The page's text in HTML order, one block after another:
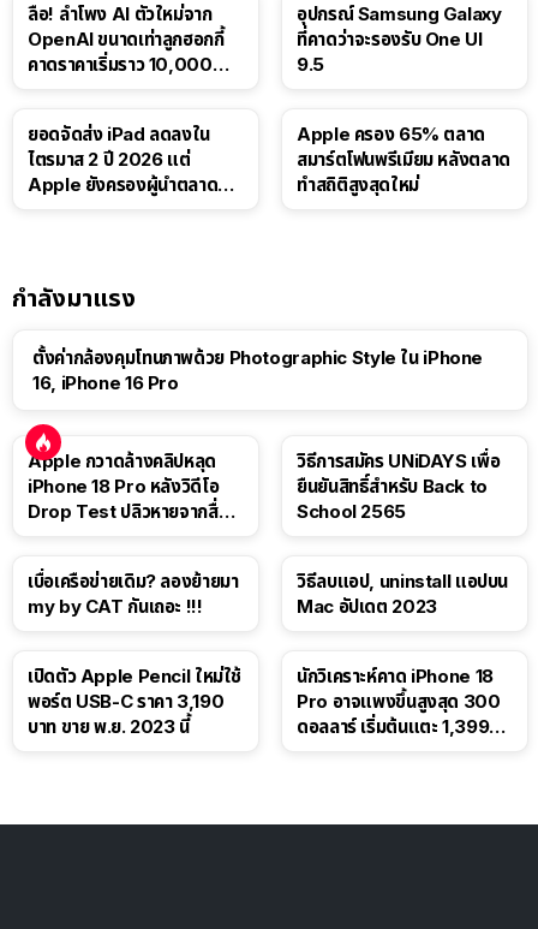
ลือ! ลำโพง AI ตัวใหม่จาก
OpenAI ขนาดเท่าลูกฮอกกี้
คาดราคาเริ่มราว 10,000
อุปกรณ์ Samsung Galaxy
ที่คาดว่าจะรองรับ One UI
9.5
ยอดจัดส่ง iPad ลดลงใน
ไตรมาส 2 ปี 2026 แต่
Apple ยังครองผู้นำตลาด
Apple ครอง 65% ตลาด
สมาร์ตโฟนพรีเมียม หลังตลาด
ทำสถิติสูงสุดใหม่
กำลังมาแรง
ตั้งค่ากล้องคุมโทนภาพด้วย Photographic Style ใน iPhone
16, iPhone 16 Pro
Apple กวาดล้างคลิปหลุด
iPhone 18 Pro หลังวิดีโอ
Drop Test ปลิวหายจากสื่อ
วิธีการสมัคร UNiDAYS เพื่อ
ยืนยันสิทธิ์สำหรับ Back to
School 2565
เบื่อเครือข่ายเดิม? ลองย้ายมา
my by CAT กันเถอะ !!!
วิธีลบแอป, uninstall แอปบน
Mac อัปเดต 2023
เปิดตัว Apple Pencil ใหม่ใช้
พอร์ต USB-C ราคา 3,190
บาท ขาย พ.ย. 2023 นี้
นักวิเคราะห์คาด iPhone 18
Pro อาจแพงขึ้นสูงสุด 300
ดอลลาร์ เริ่มต้นแตะ 1,399